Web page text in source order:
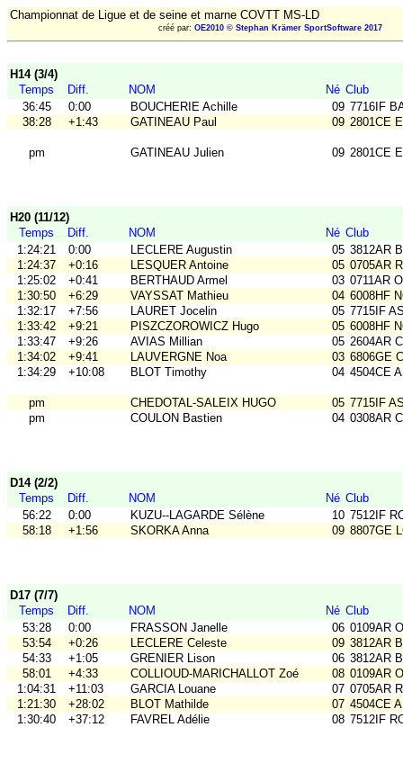
Championnat de Ligue et de seine et marne COVTT MS-LD
créé par: OE2010 © Stephan Krämer SportSoftware 2017
H14 (3/4)
Temps
Diff. NOM Né Club
36:45
0:00 BOUCHERIE Achille 09 7716IF
38:28
+1:43 GATINEAU Paul 09 2801CE
pm GATINEAU Julien 09 2801CE
H20 (11/12)
Temps
Diff. NOM Né Club
1:24:21
0:00 LECLERE Augustin 05 3812AR
1:24:37
+0:16 LESQUER Antoine 05 0705AR
1:25:02
+0:41 BERTHAUD Armel 03 0711AR
1:30:50
+6:29 VAYSSAT Mathieu 04 6008HF
1:32:17
+7:56 LAURET Jocelin 05 7715IF
1:33:42
+9:21 PISZCZOROWICZ Hugo 05 6008HF
1:33:47
+9:26 AVIAS Millian 05 2604AR
1:34:02
+9:41 LAUVERGNE Noa 03 6806GE
1:34:29
+10:08 BLOT Timothy 04 4504CE
pm CHEDOTAL-SALEIX HUGO 05 7715IF
pm
COULON Bastien 04 0308AR
D14 (2/2)
Temps
Diff. NOM Né Club
56:22
0:00 KUZU--LAGARDE Sélène 10 7512IF
58:18
+1:56 SKORKA Anna 09 8807GE
D17 (7/7)
Temps
Diff. NOM Né Club
53:28
0:00 FRASSON Janelle 06 0109AR
53:54
+0:26 LECLERE Celeste 09 3812AR
54:33
+1:05 GRENIER Lison 06 3812AR
58:01
+4:33 COLLIOUD-MARICHALLOT Zoé 08 0109AR
1:04:31
+11:03 GARCIA Louane 07 0705AR
1:21:30
+28:02 BLOT Mathilde 07 4504CE
1:30:40
+37:12 FAVREL Adélie 08 7512IF